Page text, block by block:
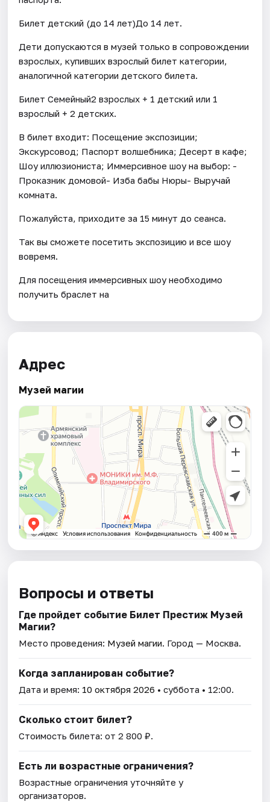
Билет детский (до 14 лет)До 14 лет.
Дети допускаются в музей только в сопровождении
взрослых, купивших взрослый билет категории,
аналогичной категории детского билета.
Билет Семейный2 взрослых + 1 детский или 1
взрослый + 2 детских.
В билет входит: Посещение экспозиции;
Экскурсовод; Паспорт волшебника; Десерт в кафе;
Шоу иллюзиониста; Иммерсивное шоу на выбор: -
Проказник домовой- Изба бабы Нюры- Выручай
комната.
Пожалуйста, приходите за 15 минут до сеанса.
Так вы сможете посетить экспозицию и все шоу
вовремя.
Для посещения иммерсивных шоу необходимо
получить браслет на
Адрес
Музей магии
Вопросы и ответы
Где пройдет событие Билет Престиж Музей
Магии?
Место проведения: Музей магии. Город — Москва.
Когда запланирован событие?
Дата и время: 10 октября 2026 • суббота • 12:00.
Сколько стоит билет?
Стоимость билета: от 2 800 ₽.
Есть ли возрастные ограничения?
Возрастные ограничения уточняйте у
организаторов.